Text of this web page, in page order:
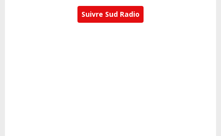
Suivre Sud Radio